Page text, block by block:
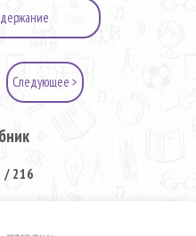
Следующее >
/ 216